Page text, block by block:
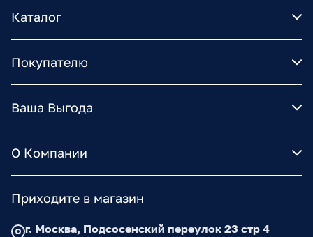
Каталог
Покупателю
Ваша Выгода
О Компании
Приходите в магазин
г. Москва, Подсосенский переулок 23 стр 4